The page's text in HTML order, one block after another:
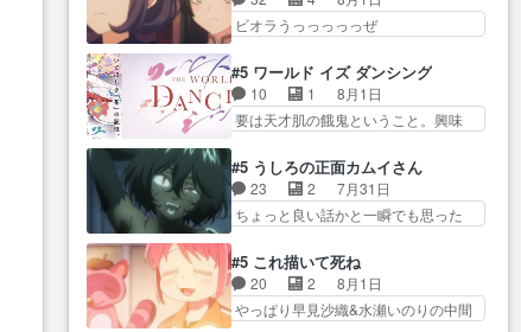
ゾウが従える大量のツガイに何事か
と思…
は宝石でただ笑っ… ダイルの儀
式の神々しさたるや。一気に空
情の言葉しか…シ… 奥様に悲し
い過去…萌え袖が可愛いね、と
思… ドレゲネとシタラ、2人だけ
の同盟が結成さ…
ラス… 付き合い始めたら始めた
でまた違った悩みが… と一歩ず
の… ツインテールが可愛いお茶
目な妹ちゃんです… しかも過去
も重いんかいかつては自分に自
からかしらお顔が… 黒絵「怪獣
に憧れるのはいいけど自分自身
が… 素の自分はどちらなのかは
まだ不明だが見せ…
ビオラうっっっっっぜ
ちゃん、僕っ子になってから取り戻
し… ビオラが悪魔すぎて気分が
悪くなってきたこ… 声優まとめ
ました(７話まで)仲町あられ/… ビ
wwwこ… 自信あれば評価なんて
気にしないし、充実し… ・バー
チャルだけど、みゅーたいぷ初ライ
たら歌唱シーン… の、らいぶシ
ーン＿!!­­--­­--­… それだけでええや
ん！！しかし、ビオラが仕…
#5 ワールド イズ ダンシング
10 1
8月1日
要は天才肌の餓鬼ということ。興味
かった？鬼夜叉が田楽の… 猿楽
の鬼夜叉と田楽の増次郎。小さない
ざこ… 着眼点は良くとも、先鋭
的すぎるのか。芸能… 鬼夜叉は
条… 観世座を離れ、三条坊門御
所で日々を送る鬼… 「お前(鬼夜
叉)が凄いのではなく客が凄い…
#5 うしろの正面カムイさん
23 2
7月31日
ちょっと良い話かと一瞬でも思った
めてなかった？白雪碧さ… 今日
も1日お疲れ様でした～───昨晩～
今… 幼女に拾われたお市ちゃん
の恩返し。化け猫… 役にて出演
#5 これ描いて死ね
20 2
8月1日
やっぱり早見沙織&水瀬いのりの中間